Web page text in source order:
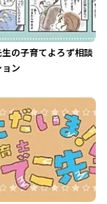
の子育てよろず相談
ン